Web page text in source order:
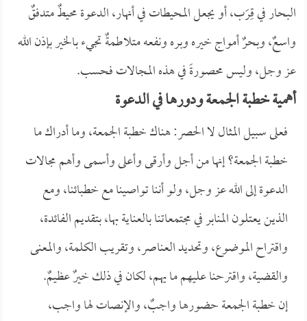
البحار في قِرَب، أو يجعل المحيطات في أنهار، الدعوة محيطٌ متدفقٌ
واسعٌ، وبحرٌ أمواج خيره وبره ونفعه متلاطمةٌ تجيء بالخير بإذن الله
عز وجل، وليس محصورةً في هذه المجالات فحسب.
أهمية خطبة الجمعة ودورها في الدعوة
فعلى سبيل المثال لا الحصر: هناك خطبة الجمعة، وما أدراك ما
خطبة الجمعة؟ إنها من أجل وأرقى وأعلى وأسمى وأهم مجالات
الدعوة إلى الله عز وجل، ولو أننا تواصينا مع خطبائنا، ومع
الذين يعتلون المنابر في مجتمعاتنا بالعناية بها، بتقديم الفائدة،
واقتراح الموضوع، وتحديد العناصر، وتقريب الكلمة، والمعنى
والقضية، واقترحنا عليهم ما يهم، لكان في ذلك خيرٌ عظيمٌ.
إن خطبة الجمعة حضورها واجبٌ، والإنصات لها واجب،